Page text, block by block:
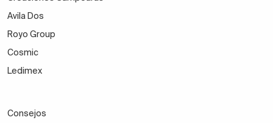
Avila Dos
Royo Group
Cosmic
Ledimex
Consejos